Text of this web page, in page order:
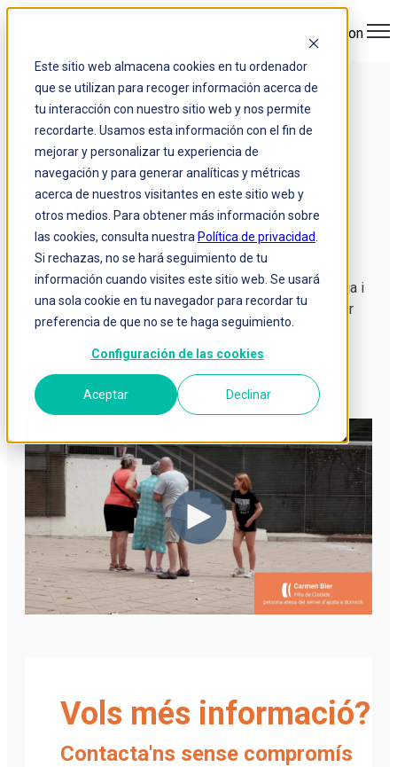
Este sitio web almacena cookies en tu ordenador
que se utilizan para recoger información acerca de
tu interacción con nuestro sitio web y nos permite
recordarte. Usamos esta información con el fin de
mejorar y personalizar tu experiencia de
navegación y para generar analíticas y métricas
acerca de nuestros visitantes en este sitio web y
otros medios. Para obtener más información sobre
las cookies, consulta nuestra Política de privacidad.
Si rechazas, no se hará seguimiento de tu
información cuando visites este sitio web. Se usará
una sola cookie en tu navegador para recordar tu
preferencia de que no se te haga seguimiento.
Configuración de las cookies
Aceptar Declinar
Open main navigation
Servei d'atenció
a domicili
Tens una persona familiar en situació de dependència i
busques una persona que pugui atendre-la o realitzar
les tasques del dia a dia? T'ajudem!
Sol·licita informació
Vols més informació?
Contacta'ns sense compromís